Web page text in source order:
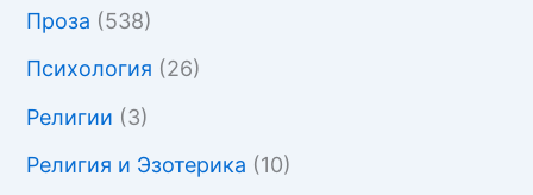
Проза (538)
Психология (26)
Религии (3)
Религия и Эзотерика (10)